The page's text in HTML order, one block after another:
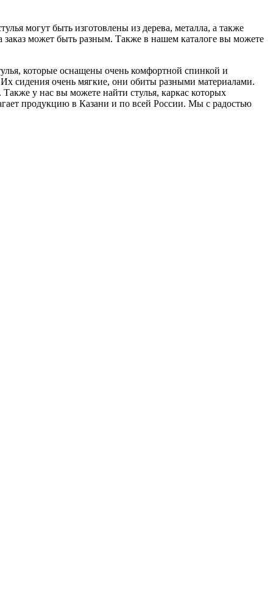
могут быть изготовлены из дерева, металла, а также
может быть разным. Также в нашем каталоге вы можете
которые оснащены очень комфортной спинкой и
Их сидения очень мягкие, они обиты разными материалами.
у нас вы можете найти стулья, каркас которых
продукцию в Казани и по всей России. Мы с радостью